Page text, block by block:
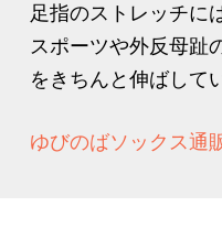
足指のストレッチに
スポーツや外反母趾
をきちんと伸ばして
ゆびのばソックス通